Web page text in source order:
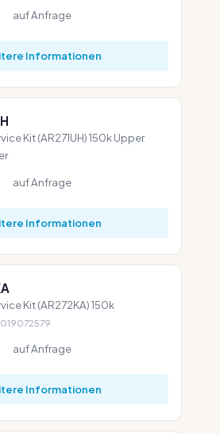
auf Anfrage
Informationen
Kit (AR271UH) 150k Upper
auf Anfrage
Informationen
Kit (AR272KA) 150k
auf Anfrage
Informationen